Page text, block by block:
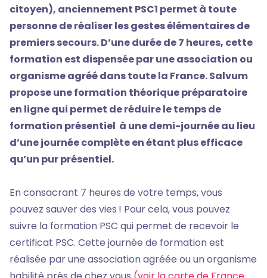
citoyen), anciennement PSC1 permet à toute
personne de réaliser les gestes élémentaires de
premiers secours. D’une durée de 7 heures, cette
formation est dispensée par une association ou
organisme agréé dans toute la France. Salvum
propose une formation théorique préparatoire
en ligne qui permet de réduire le temps de
formation présentiel à une demi-journée au lieu
d’une journée complète en étant plus efficace
qu’un pur présentiel.
En consacrant 7 heures de votre temps, vous
pouvez sauver des vies ! Pour cela, vous pouvez
suivre la formation PSC qui permet de recevoir le
certificat PSC. Cette journée de formation est
réalisée par une association agréée ou un organisme